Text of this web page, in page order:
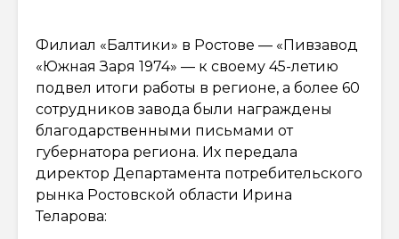
Филиал «Балтики» в Ростове — «Пивзавод
«Южная Заря 1974» — к своему 45-летию
подвел итоги работы в регионе, а более 60
сотрудников завода были награждены
благодарственными письмами от
губернатора региона. Их передала
директор Департамента потребительского
рынка Ростовской области Ирина
Теларова: